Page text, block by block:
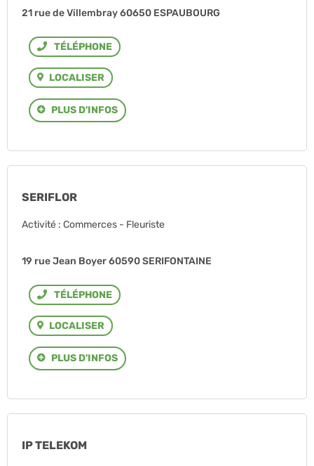
21 rue de Villembray 60650 ESPAUBOURG
Téléphone
LOCALISER
PLUS D'INFOS
SERIFLOR
Activité : Commerces - Fleuriste
19 rue Jean Boyer 60590 SERIFONTAINE
Téléphone
LOCALISER
PLUS D'INFOS
IP TELEKOM